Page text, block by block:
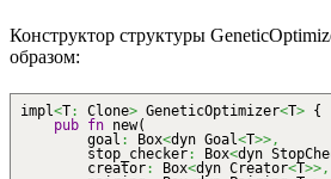
Конструктор структуры
образом:
impl<T: Clone> GeneticOptimizer<T> {
pub fn new(
goal : Box<dyn Goal<T>>,
stop_checker: Box<dyn
creator: Box<dyn Creator<T>>,